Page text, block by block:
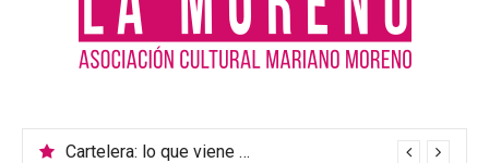
Cartelera: lo que viene en el teatro de La MorenoMúsica Argentina: un encuentro para celebrar la diversidad cultural